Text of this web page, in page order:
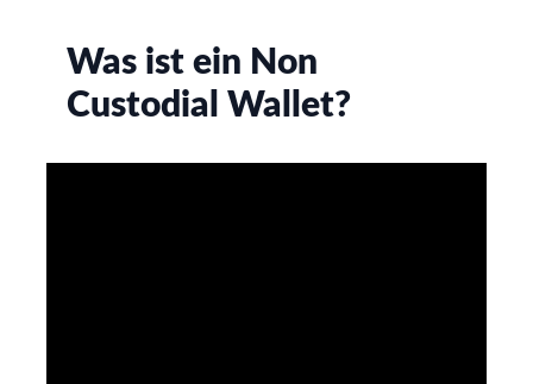
Was ist ein Non
Custodial Wallet?